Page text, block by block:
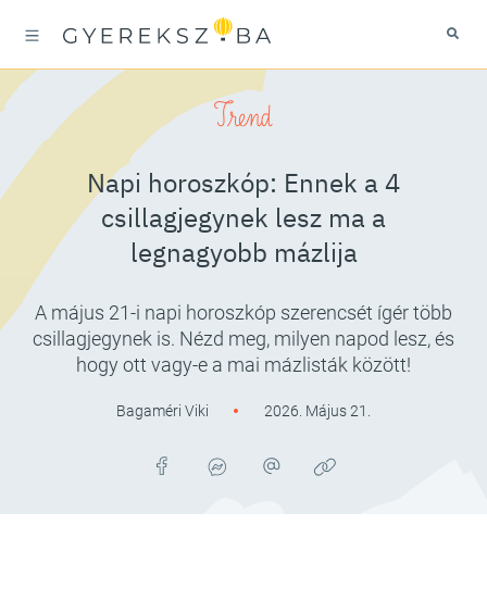
Trend
Napi horoszkóp: Ennek a 4
csillagjegynek lesz ma a
legnagyobb mázlija
A május 21-i napi horoszkóp szerencsét ígér több
csillagjegynek is. Nézd meg, milyen napod lesz, és
hogy ott vagy-e a mai mázlisták között!
Bagaméri Viki 2026. Május 21.